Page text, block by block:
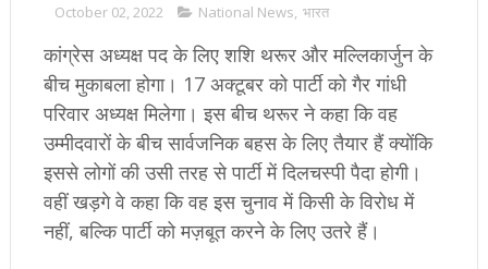
October 02, 2022 National News, भारत
कांग्रेस अध्यक्ष पद के लिए शशि थरूर और मल्लिकार्जुन के
बीच मुकाबला होगा। 17 अक्टूबर को पार्टी को गैर गांधी
परिवार अध्यक्ष मिलेगा। इस बीच थरूर ने कहा कि वह
उम्मीदवारों के बीच सार्वजनिक बहस के लिए तैयार हैं क्योंकि
इससे लोगों की उसी तरह से पार्टी में दिलचस्पी पैदा होगी।
वहीं खड़गे वे कहा कि वह इस चुनाव में किसी के विरोध में
नहीं, बल्कि पार्टी को मज़बूत करने के लिए उतरे हैं।